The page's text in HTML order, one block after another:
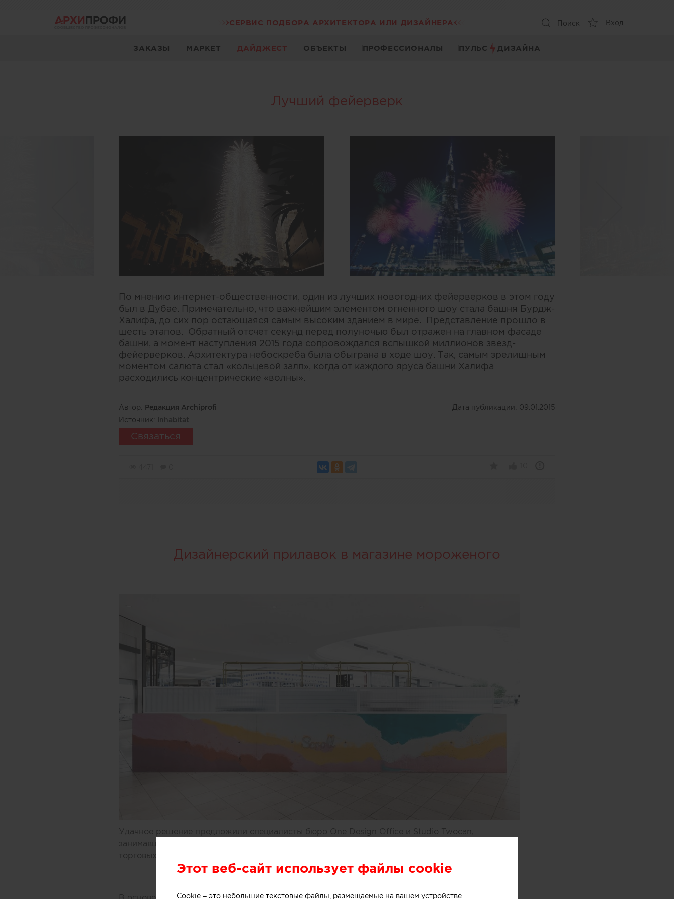
СЕРВИС ПОДБОРА АРХИТЕКТОРА ИЛИ ДИЗАЙНЕРА Поиск Вход
ЗАКАЗЫ МАРКЕТ ДАЙДЖЕСТ ОБЪЕКТЫ ПРОФЕССИОНАЛЫ ПУЛЬС ДИЗАЙНА
Лучший фейерверк
По мнению интернет-общественности, один из лучших новогодних фейерверков в этом году
был в Дубае. Примечательно, что важнейшим элементом огненного шоу стала башня Бурдж-
Халифа, до сих пор остающаяся самым высоким зданием в мире. Представление прошло в
шесть этапов. Обратный отсчет секунд перед полуночью был отражен на главном фасаде
башни, а момент наступления 2015 года сопровождался вспышкой миллионов звезд-
фейерверков. Архитектура небоскреба была обыграна в ходе шоу. Так, самым зрелищным
моментом салюта стал «кольцевой залп», когда от каждого яруса башни Халифа
расходились концентрические «волны».
Автор: Редакция Archiprofi Дата публикации: 09.01.2015
Источник: Inhabitat
Связаться
Дизайнерский прилавок в магазине мороженого
Удачное решение предложили специалисты бюро One Design Office и Studio Twocan,
занимавшиеся дизайном небольшого магазина мороженого, расположенного в одном из
торговых центров Мельбурна (Австралия).
Этот веб-сайт использует файлы cookie
Cookie – это небольшие текстовые файлы, размещаемые на вашем устройстве